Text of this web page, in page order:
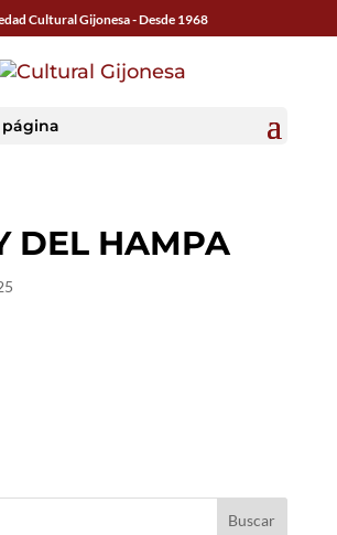
Cultural Gijonesa - Desde 1968
DEL HAMPA